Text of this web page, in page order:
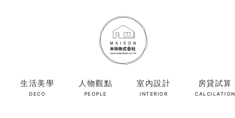
生活美學
DECO
人物觀點
PEOPLE
室內設計
INTERIOR
房貸試算
CALCILATION